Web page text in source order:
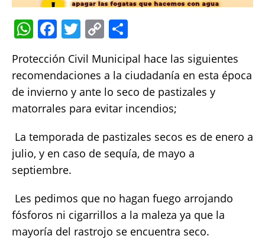
W
h
at
s
A
p
F
a
c
e
b
o
k
T
w
it
te
r
C
o
p
y
Li
k
a
re
Protección Civil Municipal hace las siguientes
recomendaciones a la ciudadanía en esta época
de invierno y ante lo seco de pastizales y
matorrales para evitar incendios;
 La temporada de pastizales secos es de enero a
julio, y en caso de sequía, de mayo a
septiembre.
 Les pedimos que no hagan fuego arrojando
fósforos ni cigarrillos a la maleza ya que la
mayoría del rastrojo se encuentra seco.